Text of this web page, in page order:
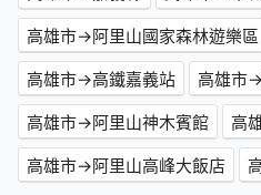
高雄市→阿里山國家森林遊樂區
高雄市→高鐵嘉義站
高雄市
高雄市→阿里山神木賓館
高
高雄市→阿里山高峰大飯店